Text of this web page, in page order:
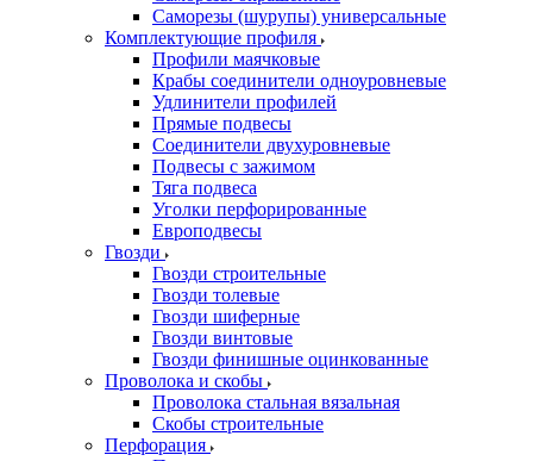
Саморезы (шурупы) универсальные
Комплектующие профиля
Профили маячковые
Крабы соединители одноуровневые
Удлинители профилей
Прямые подвесы
Соединители двухуровневые
Подвесы с зажимом
Тяга подвеса
Уголки перфорированные
Европодвесы
Гвозди
Гвозди строительные
Гвозди толевые
Гвозди шиферные
Гвозди винтовые
Гвозди финишные оцинкованные
Проволока и скобы
Проволока стальная вязальная
Скобы строительные
Перфорация